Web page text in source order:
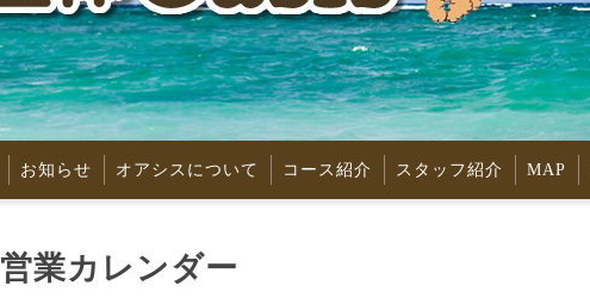
お知らせ オアシスについて コース紹介 スタッフ紹介 MAP
営業カレンダー